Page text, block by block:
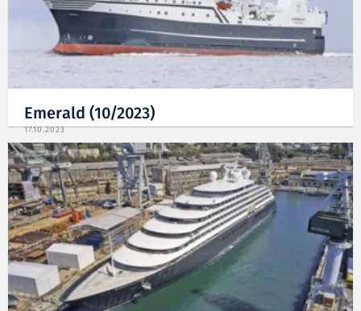
Emerald (10/2023)
17.10.2023